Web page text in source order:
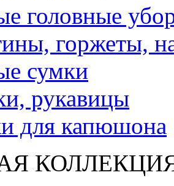
головные
горжеты,
сумки
рукавицы
для капюшона